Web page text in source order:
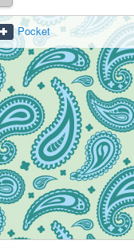
Pocket